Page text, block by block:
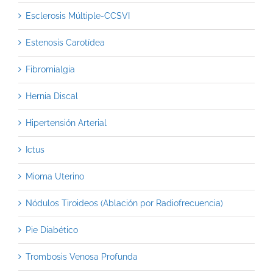
Esclerosis Múltiple-CCSVI
Estenosis Carotídea
Fibromialgia
Hernia Discal
Hipertensión Arterial
Ictus
Mioma Uterino
Nódulos Tiroideos (Ablación por Radiofrecuencia)
Pie Diabético
Trombosis Venosa Profunda